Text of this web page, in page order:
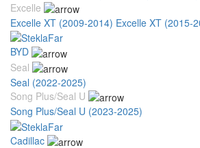
Excelle
Excelle XT (2009-2014) Excelle XT (2015-
BYD
Seal
Seal (2022-2025)
Song Plus/Seal U
Song Plus/Seal U (2023-2025)
Cadillac